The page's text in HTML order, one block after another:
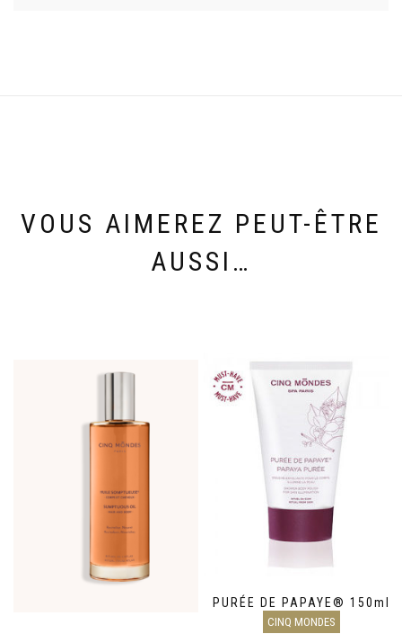
VOUS AIMEREZ PEUT-ÊTRE
AUSSI…
PURÉE DE PAPAYE® 150ml
CINQ MONDES